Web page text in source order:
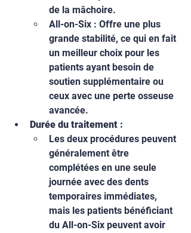
de la mâchoire.
All-on-Six : Offre une plus
grande stabilité, ce qui en fait
un meilleur choix pour les
patients ayant besoin de
soutien supplémentaire ou
ceux avec une perte osseuse
avancée.
Durée du traitement :
Les deux procédures peuvent
généralement être
complétées en une seule
journée avec des dents
temporaires immédiates,
mais les patients bénéficiant
du All-on-Six peuvent avoir